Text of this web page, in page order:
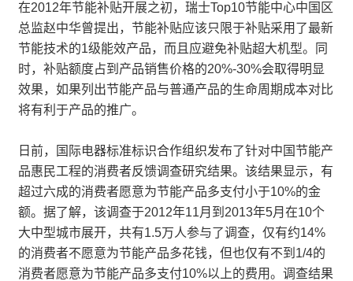
在2012年节能补贴开展之初，瑞士Top10节能中心中国区
总监赵中华曾提出，节能补贴应该只限于补贴采用了最新
节能技术的1级能效产品，而且应避免补贴超大机型。同
时，补贴额度占到产品销售价格的20%-30%会取得明显
效果，如果列出节能产品与普通产品的生命周期成本对比
将有利于产品的推广。
日前，国际电器标准标识合作组织发布了针对中国节能产
品惠民工程的消费者反馈调查研究结果。该结果显示，有
超过六成的消费者愿意为节能产品多支付小于10%的金
额。据了解，该调查于2012年11月到2013年5月在10个
大中型城市展开，共有1.5万人参与了调查，仅有约14%
的消费者不愿意为节能产品多花钱，但也仅有不到1/4的
消费者愿意为节能产品多支付10%以上的费用。调查结果